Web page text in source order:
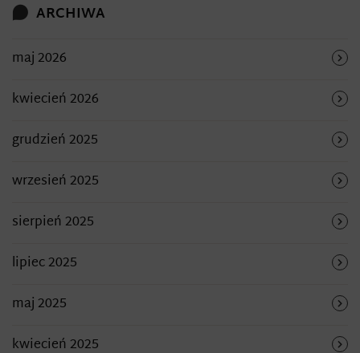
ARCHIWA
maj 2026
kwiecień 2026
grudzień 2025
wrzesień 2025
sierpień 2025
lipiec 2025
maj 2025
kwiecień 2025